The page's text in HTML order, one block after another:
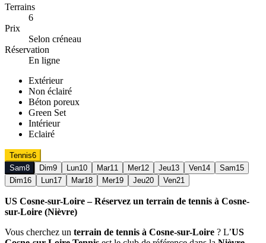
Terrains
6
Prix
Selon créneau
Réservation
En ligne
Extérieur
Non éclairé
Béton poreux
Green Set
Intérieur
Eclairé
Tennis6
Sam8 Dim9 Lun10 Mar11 Mer12 Jeu13 Ven14 Sam15
Dim16 Lun17 Mar18 Mer19 Jeu20 Ven21
US Cosne-sur-Loire – Réservez un terrain de tennis à Cosne-
sur-Loire (Nièvre)
Vous cherchez un terrain de tennis à Cosne-sur-Loire ? L’US